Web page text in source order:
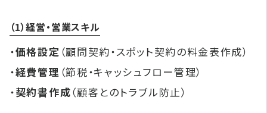
（1）経営・営業スキル
・価格設定 （顧問契約・スポット契約の料金表作成）
・経費管理 （節税・キャッシュフロー管理）
・契約書作成（顧客とのトラブル防止）